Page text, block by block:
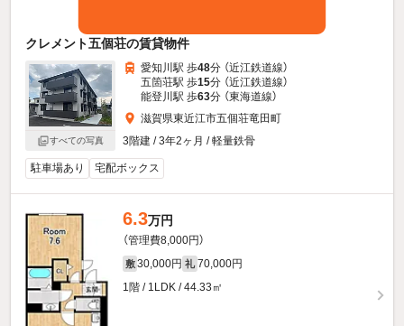
クレメント五個荘の賃貸物件
すべての写真
愛知川駅 歩48分 （近江鉄道線）
五箇荘駅 歩15分 （近江鉄道線）
能登川駅 歩63分 （東海道線）
滋賀県東近江市五個荘竜田町
3階建 / 3年2ヶ月 / 軽量鉄骨
駐車場あり 宅配ボックス
6.3万円
（管理費8,000円）
敷 30,000円 礼 70,000円
1階 / 1LDK / 44.33㎡